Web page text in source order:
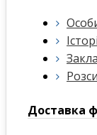
Доставка